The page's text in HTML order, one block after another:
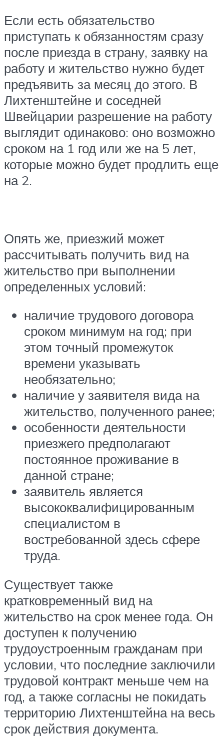
Если есть обязательство
приступать к обязанностям сразу
после приезда в страну, заявку на
работу и жительство нужно будет
предъявить за месяц до этого. В
Лихтенштейне и соседней
Швейцарии разрешение на работу
выглядит одинаково: оно возможно
сроком на 1 год или же на 5 лет,
которые можно будет продлить еще
на 2.
Опять же, приезжий может
рассчитывать получить вид на
жительство при выполнении
определенных условий:
наличие трудового договора
сроком минимум на год; при
этом точный промежуток
времени указывать
необязательно;
наличие у заявителя вида на
жительство, полученного ранее;
особенности деятельности
приезжего предполагают
постоянное проживание в
данной стране;
заявитель является
высококвалифицированным
специалистом в
востребованной здесь сфере
труда.
Существует также
кратковременный вид на
жительство на срок менее года. Он
доступен к получению
трудоустроенным гражданам при
условии, что последние заключили
трудовой контракт меньше чем на
год, а также согласны не покидать
территорию Лихтенштейна на весь
срок действия документа.